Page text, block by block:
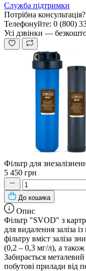
Служба підтримки
Потрібна консультація?
Телефонуйте: 0 (800)
Усі дзвінки —
Фільтр для
5 450 грн
До кошика
Опис
Фільтр "SVOD" з
для видалення заліза
фільтру вміст заліза
(0,2 – 0,3 мг/л), а
Забирається
побутові прилади від